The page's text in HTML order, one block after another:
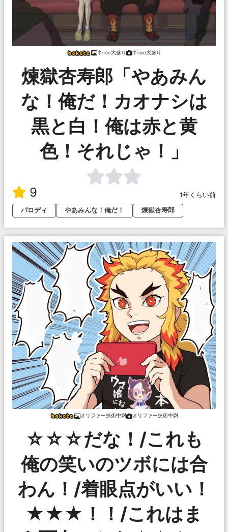
半rice大盛り 半rice大盛り
煉獄杏寿郎「やあみん
な！俺だ！カオナシは
黒と白！俺は赤と黄
色！それじゃ！」
9
1年くらい前
パロディ
やあみんな！俺だ！ 煉獄杏寿郎
オリファー技術中尉 オリファー技術中尉
☆☆☆だな！/これも
俺の笑いのツボには合
わん！/着眼点がいい！
★★★！！/これはま